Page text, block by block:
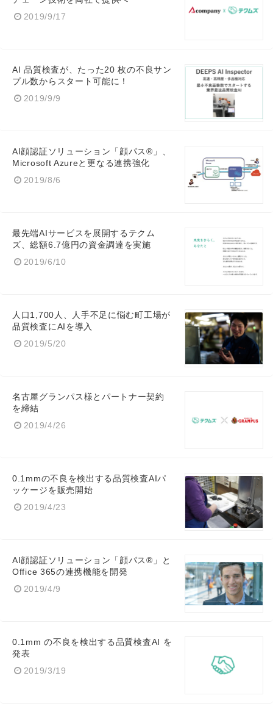
2019/9/17
AI 品質検査が、たった20 枚の不良サン
プル数からスタート可能に！
2019/9/9
AI顔認証ソリューション「顔パス®️」、
Microsoft Azureと更なる連携強化
2019/8/6
最先端AIサービスを展開するテクム
ズ、総額6.7億円の資金調達を実施
2019/6/10
人口1,700人、人手不足に悩む町工場が
品質検査にAIを導入
2019/5/20
名古屋グランパス様とパートナー契約
を締結
2019/4/26
0.1mmの不良を検出する品質検査AIパ
ッケージを販売開始
2019/4/23
AI顔認証ソリューション「顔パス®」と
Office 365の連携機能を開発
2019/4/9
0.1mm の不良を検出する品質検査AI を
発表
2019/3/19
Japanese
English